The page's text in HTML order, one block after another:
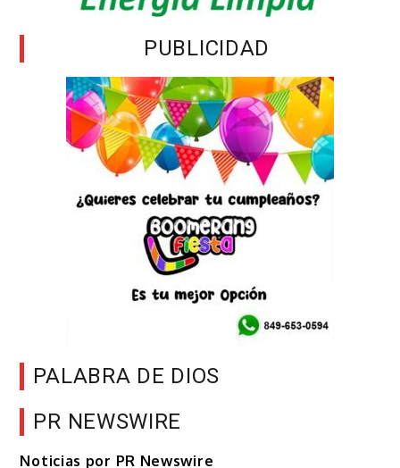
PUBLICIDAD
PALABRA DE DIOS
PR NEWSWIRE
Noticias por PR Newswire